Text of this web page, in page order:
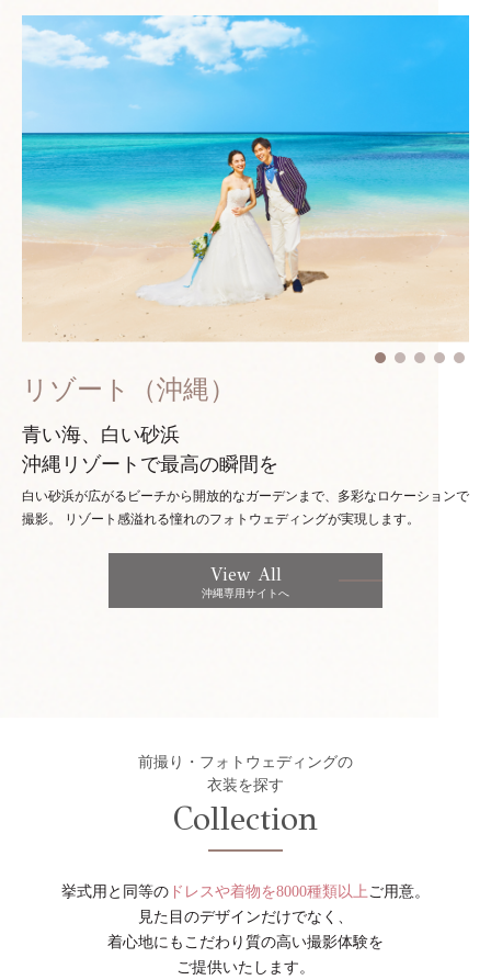
リゾート（沖縄）
青い海、白い砂浜
沖縄リゾートで最高の瞬間を
白い砂浜が広がるビーチから開放的なガーデンまで、多彩なロケーションで
撮影。
リゾート感溢れる憧れのフォトウェディングが実現します。
View All
沖縄専用サイトへ
前撮り・フォトウェディングの
衣装を探す
Collection
挙式用と同等の ドレスや着物を8000種類以上 ご用意。
見た目のデザインだけでなく、
着心地にもこだわり質の高い撮影体験を
ご提供いたします。